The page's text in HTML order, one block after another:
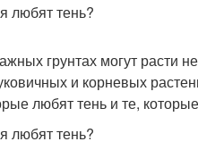
любят тень?
грунтах могут расти
и корневых
любят тень и те,
любят тень?